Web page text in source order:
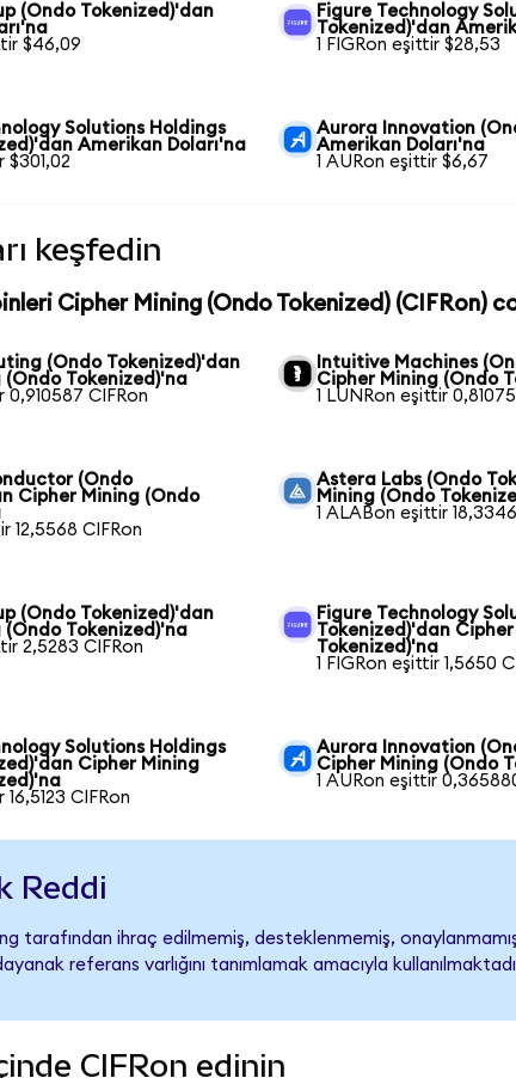
(Ondo Tokenized)'dan
$46,09
Figure Technology
Tokenized)'dan
1 FIGRon eşittir $28,53
Solutions Holdings
Amerikan Doları'na
$301,02
Aurora Innovation
Amerikan Doları'na
1 AURon eşittir $6,67
keşfedin
Cipher Mining (Ondo Tokenized) (CIFRon)
(Ondo Tokenized)'dan
(Ondo Tokenized)'na
0,910587 CIFRon
Intuitive Machines
Cipher Mining (Ondo
1 LUNRon eşittir
(Ondo
Cipher Mining (Ondo
12,5568 CIFRon
Astera Labs (Ondo
Mining (Ondo
1 ALABon eşittir
(Ondo Tokenized)'dan
(Ondo Tokenized)'na
2,5283 CIFRon
Figure Technology
Tokenized)'dan
Tokenized)'na
1 FIGRon eşittir 1,5650
Solutions Holdings
Cipher Mining
CIFRon
Aurora Innovation
Cipher Mining (Ondo
1 AURon eşittir
Reddi
tarafından ihraç edilmemiş, desteklenmemiş,
referans varlığını tanımlamak amacıyla
CIFRon edinin